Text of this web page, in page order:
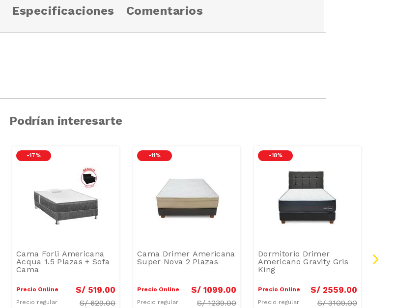
Especificaciones Comentarios
Podrían interesarte
-17 %
Cama Forli Americana
Acqua 1.5 Plazas + Sofa
Cama
Precio Online S/ 519.00
Precio regular S/629.00
-11 %
Cama Drimer Americana
Super Nova 2 Plazas
Precio Online S/ 1099.00
Precio regular S/1239.00
-18 %
Dormitorio Drimer
Americano Gravity Gris
King
Precio Online S/ 2559.00
Precio regular S/3109.00